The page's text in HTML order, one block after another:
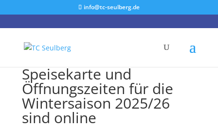
info@tc-seulberg.de
Speisekarte und
Öffnungszeiten für die
Wintersaison 2025/26
sind online